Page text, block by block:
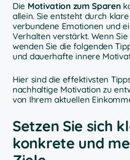
Die Motivation zum Sparen
allein. Sie entsteht durch
verbundene Emotionen und
Verhalten verstärkt. Wenn
wenden Sie die folgenden
und dauerhafte innere
Hier sind die effektivsten
nachhaltige Motivation zu
von Ihrem aktuellen
Setzen Sie sich
konkrete und